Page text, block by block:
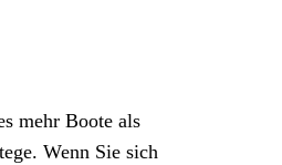
mehr Boote als
Wenn Sie sich